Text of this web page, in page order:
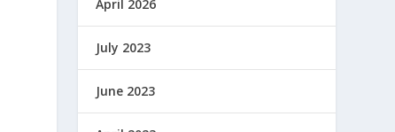
April 2026
July 2023
June 2023